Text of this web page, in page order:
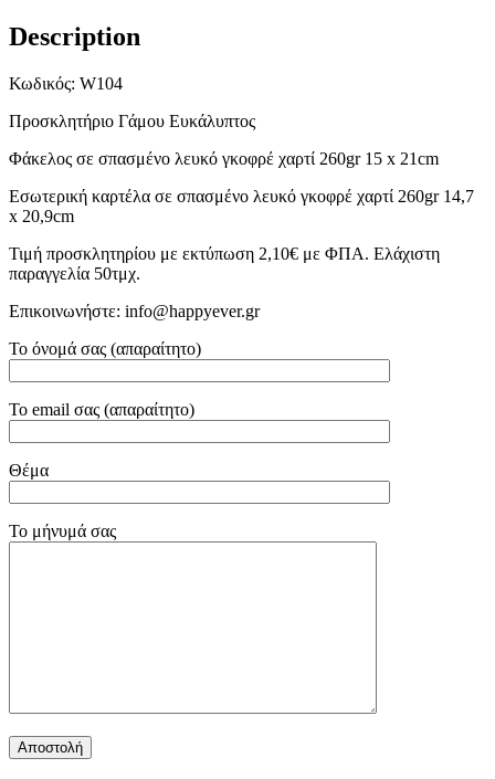
Description
Κωδικός: W104
Προσκλητήριο Γάμου Ευκάλυπτος
Φάκελος σε σπασμένο λευκό γκοφρέ χαρτί 260gr 15 x 21cm
Εσωτερική καρτέλα σε σπασμένο λευκό γκοφρέ χαρτί 260gr 14,7
x 20,9cm
Τιμή προσκλητηρίου με εκτύπωση 2,10€ με ΦΠΑ. Ελάχιστη
παραγγελία 50τμχ.
Επικοινωνήστε: info@happyever.gr
Το όνομά σας (απαραίτητο)
Το email σας (απαραίτητο)
Θέμα
Το μήνυμά σας